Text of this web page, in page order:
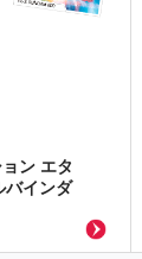
ン エタ
バインダ